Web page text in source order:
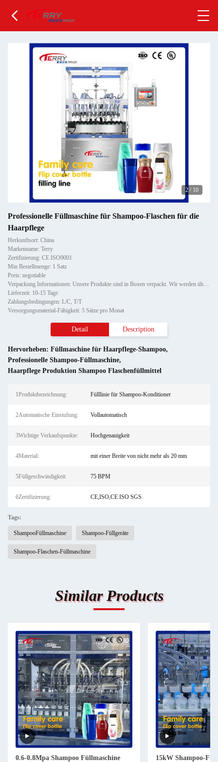
2 / 10
Professionelle Füllmaschine für Shampoo-Flaschen für die
Haarpflege
Herkunftsort: China
Markenname: Terry
Zertifizierung: CE ISO9001
Min Bestellmenge: 1 Satz
Preis: negotiable
Verpackung Informationen: Unsere Produkte sind in Boxen verpackt. Wir werden überprüfen, ob die Maschine funktionieren kann, b
Lieferzeit: 10-15 Tage
Zahlungsbedingungen: L/C, T/T
Versorgungsmaterial-Fähigkeit: 5 Sätze pro Monat
Detail Description
Hervorheben: Füllmaschine für Haarpflege-Shampoo,
Professionelle Shampoo-Füllmaschine,
Haarpflege Produktion Shampoo Flaschenfüllmittel
1Produktbezeichnung: Fülllinie für Shampoo-Konditioner
2Automatische Einstufung: Vollautomatisch
3Wichtige Verkaufspunkte: Hochgenauigkeit
4Material: mit einer Breite von nicht mehr als 20 mm
5Füllgeschwindigkeit: 75 BPM
6Zertifizierung: CE,ISO,CE ISO SGS
Tags:
ShampooFüllmaschine Shampoo-Füllgeräte
Shampoo-Flaschen-Füllmaschine
Similar Products
0.6-0.8Mpa Shampoo Füllmaschine
15kW Shampoo-